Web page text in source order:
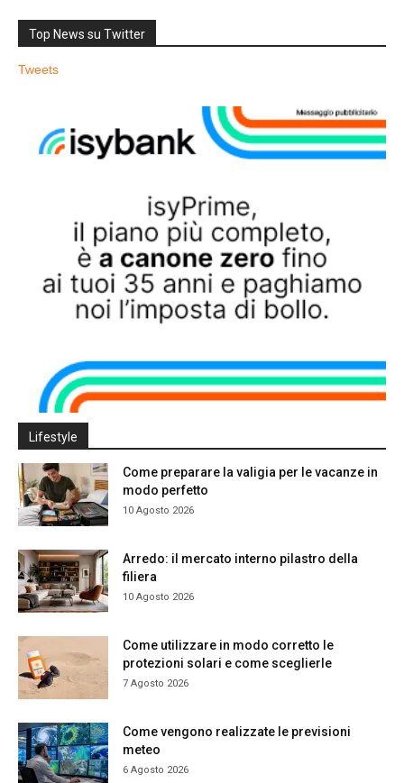
Top News su Twitter
Tweets
Lifestyle
Come preparare la valigia per le vacanze in
modo perfetto
10 Agosto 2026
Arredo: il mercato interno pilastro della
filiera
10 Agosto 2026
Come utilizzare in modo corretto le
protezioni solari e come sceglierle
7 Agosto 2026
Come vengono realizzate le previsioni
meteo
6 Agosto 2026